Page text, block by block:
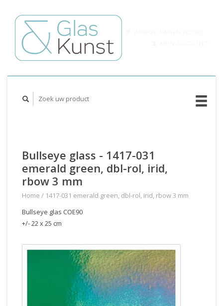
Bullseye glass - 1417-031
emerald green, dbl-rol, irid,
rbow 3 mm
Home / 1417-031 emerald green, dbl-rol, irid, rbow 3 mm
Bullseye glas COE90
+/- 22 x 25 cm